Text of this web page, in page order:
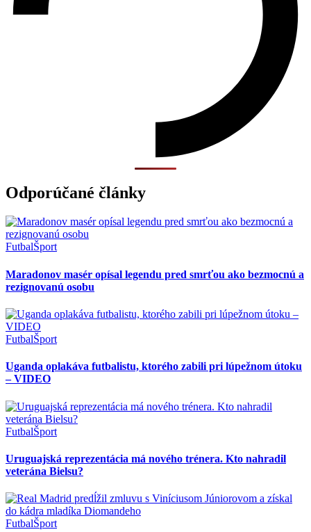
Odporúčané články
FutbalŠport
Maradonov masér opísal legendu pred smrťou ako bezmocnú a
rezignovanú osobu
FutbalŠport
Uganda oplakáva futbalistu, ktorého zabili pri lúpežnom útoku
– VIDEO
FutbalŠport
Uruguajská reprezentácia má nového trénera. Kto nahradil
veterána Bielsu?
FutbalŠport